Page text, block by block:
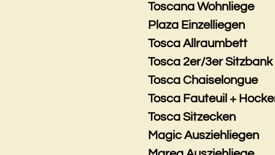
Toscana Wohnliege
Plaza Einzelliegen
Tosca Allraumbett
Tosca 2er/3er Sitzbank
Tosca Chaiselongue
Tosca Fauteuil +
Tosca Sitzecken
Magic Ausziehliegen